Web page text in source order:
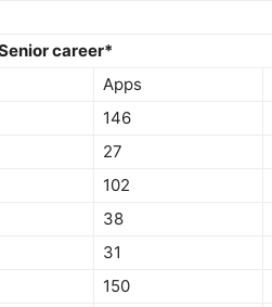
career*
Apps
146
27
102
38
31
150